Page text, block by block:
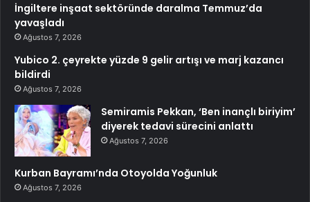
İngiltere inşaat sektöründe daralma Temmuz’da
yavaşladı
Ağustos 7, 2026
Yubico 2. çeyrekte yüzde 9 gelir artışı ve marj kazancı
bildirdi
Ağustos 7, 2026
Semiramis Pekkan, ‘Ben inançlı biriyim’
diyerek tedavi sürecini anlattı
Ağustos 7, 2026
Kurban Bayramı’nda Otoyolda Yoğunluk
Ağustos 7, 2026